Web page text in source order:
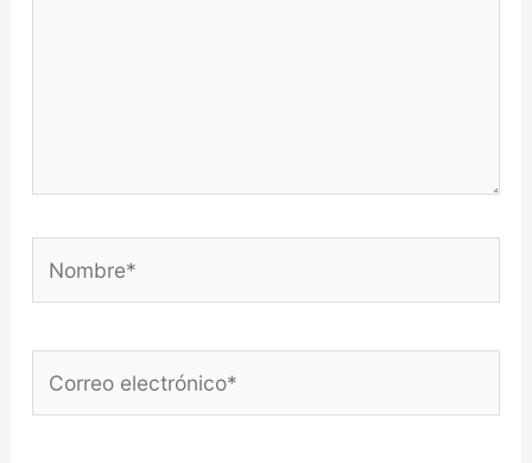
electrónico*